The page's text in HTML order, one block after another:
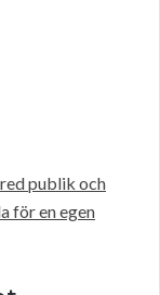
publik och
för en egen